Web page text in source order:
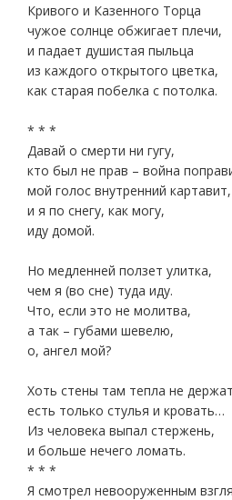
Кривого и Казенного Торца
чужое солнце обжигает плечи,
и падает душистая пыльца
из каждого открытого цветка,
как старая побелка с потолка.
* * *
Давай о смерти ни гугу,
кто был не прав – война
мой голос внутренний картавит,
и я по снегу, как могу,
иду домой.
Но медленней ползет улитка,
чем я (во сне) туда иду.
Что, если это не молитва,
а так – губами шевелю,
о, ангел мой?
Хоть стены там тепла не
есть только стулья и кровать…
Из человека выпал стержень,
и больше нечего ломать.
* * *
Я смотрел невооруженным